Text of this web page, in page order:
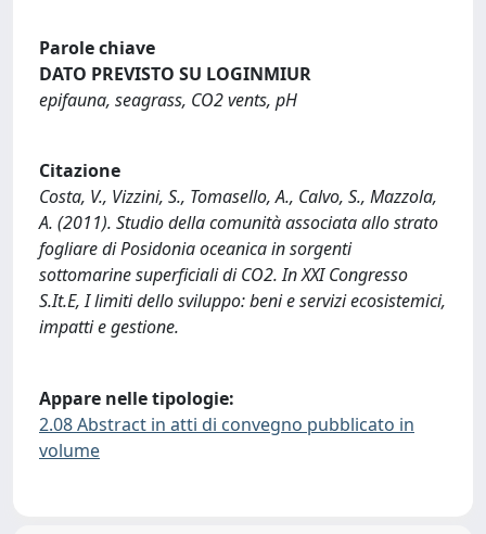
Parole chiave
DATO PREVISTO SU LOGINMIUR
epifauna, seagrass, CO2 vents, pH
Citazione
Costa, V., Vizzini, S., Tomasello, A., Calvo, S., Mazzola,
A. (2011). Studio della comunità associata allo strato
fogliare di Posidonia oceanica in sorgenti
sottomarine superficiali di CO2. In XXI Congresso
S.It.E, I limiti dello sviluppo: beni e servizi ecosistemici,
impatti e gestione.
Appare nelle tipologie:
2.08 Abstract in atti di convegno pubblicato in
volume